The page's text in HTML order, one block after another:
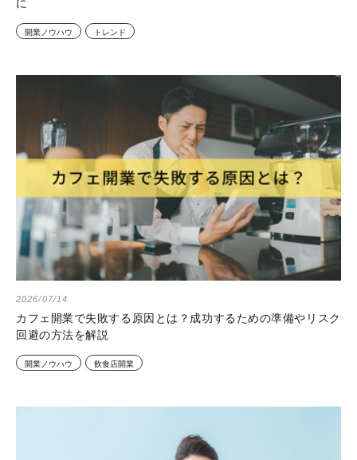
に
開業ノウハウ トレンド
2026/07/14
カフェ開業で失敗する原因とは？成功するための準備やリスク
回避の方法を解説
開業ノウハウ 飲食店開業